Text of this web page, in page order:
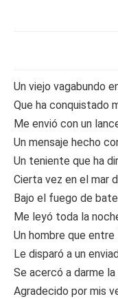
Un viejo vagabundo
Que ha conquistado
Me envió con un
Un mensaje hecho
Un teniente que ha
Cierta vez en el mar
Bajo el fuego de
Me leyó toda la
Un hombre que
Le disparó a un
Se acercó a darme la
Agradecido por mis